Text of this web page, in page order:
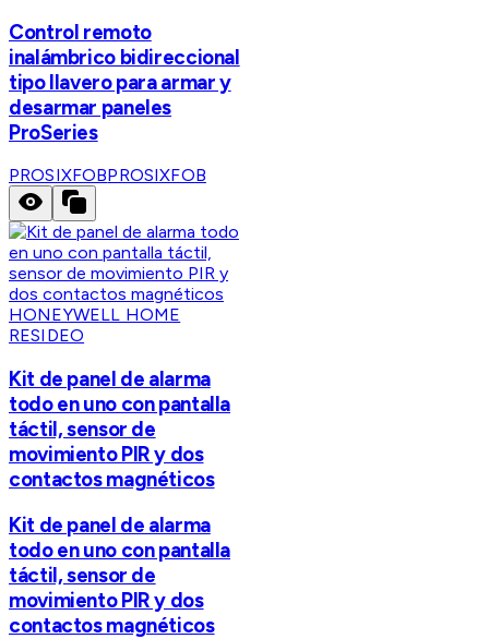
Control remoto
inalámbrico bidireccional
tipo llavero para armar y
desarmar paneles
ProSeries
PROSIXFOBPROSIXFOB
HONEYWELL HOME
RESIDEO
Kit de panel de alarma
todo en uno con pantalla
táctil, sensor de
movimiento PIR y dos
contactos magnéticos
Kit de panel de alarma
todo en uno con pantalla
táctil, sensor de
movimiento PIR y dos
contactos magnéticos